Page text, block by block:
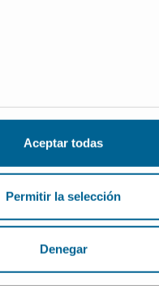
Aceptar todas
Permitir la selección
Denegar
mama